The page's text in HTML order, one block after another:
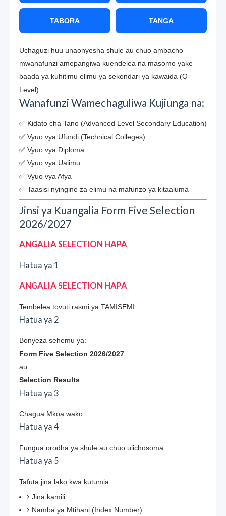
TABORA TANGA
Uchaguzi huu unaonyesha shule au chuo ambacho
mwanafunzi amepangiwa kuendelea na masomo yake
baada ya kuhitimu elimu ya sekondari ya kawaida (O-
Level).
Wanafunzi Wamechaguliwa Kujiunga na:
✅ Kidato cha Tano (Advanced Level Secondary Education)
✅ Vyuo vya Ufundi (Technical Colleges)
✅ Vyuo vya Diploma
✅ Vyuo vya Ualimu
✅ Vyuo vya Afya
✅ Taasisi nyingine za elimu na mafunzo ya kitaaluma
Jinsi ya Kuangalia Form Five Selection
2026/2027
ANGALIA SELECTION HAPA
Hatua ya 1
ANGALIA SELECTION HAPA
Tembelea tovuti rasmi ya TAMISEMI.
Hatua ya 2
Bonyeza sehemu ya:
Form Five Selection 2026/2027
au
Selection Results
Hatua ya 3
Chagua Mkoa wako.
Hatua ya 4
Fungua orodha ya shule au chuo ulichosoma.
Hatua ya 5
Tafuta jina lako kwa kutumia:
Jina kamili
Namba ya Mtihani (Index Number)